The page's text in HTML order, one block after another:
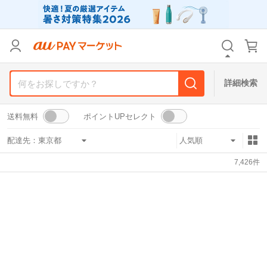
詳細検索
送料無料 ポイントUPセレクト
配達先：
7,426件
カテゴリ すべて
すべて
支払い方法 すべて
その他の条件
カテゴリ すべて
すべて
支払い方法 すべて
その他の条件